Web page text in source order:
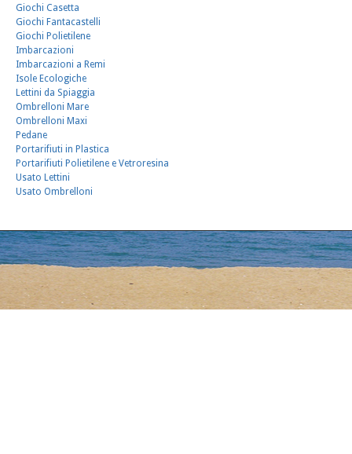
Giochi Casetta
Giochi Fantacastelli
Giochi Polietilene
Imbarcazioni
Imbarcazioni a Remi
Isole Ecologiche
Lettini da Spiaggia
Ombrelloni Mare
Ombrelloni Maxi
Pedane
Portarifiuti in Plastica
Portarifiuti Polietilene e Vetroresina
Usato Lettini
Usato Ombrelloni